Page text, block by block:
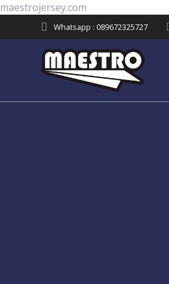
maestrojersey.com
content
Whatsapp : 089672325727